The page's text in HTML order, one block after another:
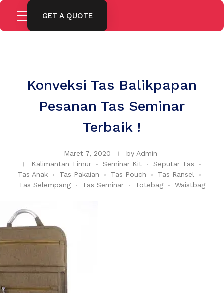
GET A QUOTE
Konveksi Tas Balikpapan
Pesanan Tas Seminar
Terbaik !
Maret 7, 2020 by Admin
Kalimantan Timur
Seminar Kit
Seputar Tas
Tas Anak
Tas Pakaian Tas Pouch
Tas Ransel
Tas Selempang
Tas Seminar Totebag Waistbag